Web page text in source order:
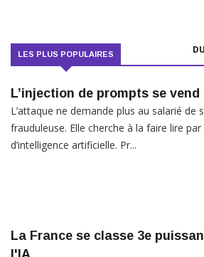
LES PLUS POPULAIRES
L’injection de prompts se
L’attaque ne demande plus au salarié de
frauduleuse. Elle cherche à la faire lire
d’intelligence artificielle. Pr...
La France se classe 3e
l'IA